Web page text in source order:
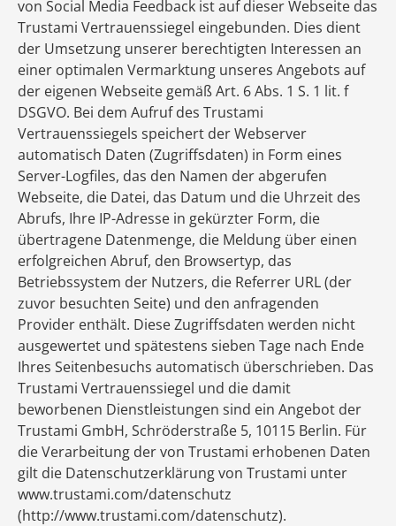
von Social Media Feedback ist auf dieser Webseite das
Trustami Vertrauenssiegel eingebunden. Dies dient
der Umsetzung unserer berechtigten Interessen an
einer optimalen Vermarktung unseres Angebots auf
der eigenen Webseite gemäß Art. 6 Abs. 1 S. 1 lit. f
DSGVO. Bei dem Aufruf des Trustami
Vertrauenssiegels speichert der Webserver
automatisch Daten (Zugriffsdaten) in Form eines
Server-Logfiles, das den Namen der abgerufen
Webseite, die Datei, das Datum und die Uhrzeit des
Abrufs, Ihre IP-Adresse in gekürzter Form, die
übertragene Datenmenge, die Meldung über einen
erfolgreichen Abruf, den Browsertyp, das
Betriebssystem der Nutzers, die Referrer URL (der
zuvor besuchten Seite) und den anfragenden
Provider enthält. Diese Zugriffsdaten werden nicht
ausgewertet und spätestens sieben Tage nach Ende
Ihres Seitenbesuchs automatisch überschrieben. Das
Trustami Vertrauenssiegel und die damit
beworbenen Dienstleistungen sind ein Angebot der
Trustami GmbH, Schröderstraße 5, 10115 Berlin. Für
die Verarbeitung der von Trustami erhobenen Daten
gilt die Datenschutzerklärung von Trustami unter
www.trustami.com/datenschutz
(http://www.trustami.com/datenschutz).